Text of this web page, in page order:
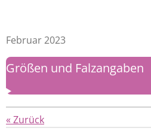
Februar 2023
Größen und Falzangaben
« Zurück